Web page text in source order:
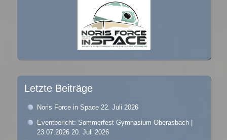
Letzte Beiträge
Noris Force in Space 22. Juli 2026
Eventbericht: Sommerfest Gymnasium Oberasbach |
23.07.2026 20. Juli 2026